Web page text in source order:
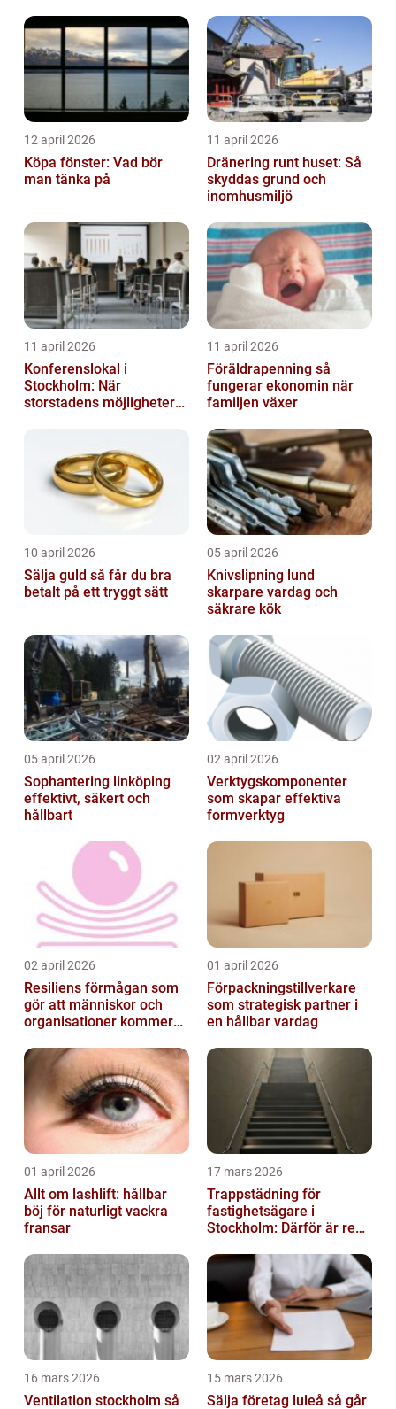
12 april 2026
Köpa fönster: Vad bör
man tänka på
11 april 2026
Dränering runt huset: Så
skyddas grund och
inomhusmiljö
11 april 2026
Konferenslokal i
Stockholm: När
storstadens möjligheter
11 april 2026
Föräldrapenning så
fungerar ekonomin när
familjen växer
10 april 2026
Sälja guld så får du bra
betalt på ett tryggt sätt
05 april 2026
Knivslipning lund
skarpare vardag och
säkrare kök
05 april 2026
Sophantering linköping
effektivt, säkert och
hållbart
02 april 2026
Verktygskomponenter
som skapar effektiva
formverktyg
02 april 2026
Resiliens förmågan som
gör att människor och
organisationer kommer
01 april 2026
Förpackningstillverkare
som strategisk partner i
en hållbar vardag
01 april 2026
Allt om lashlift: hållbar
böj för naturligt vackra
fransar
17 mars 2026
Trappstädning för
fastighetsägare i
Stockholm: Därför är rena
investering
16 mars 2026
Ventilation stockholm så
15 mars 2026
Sälja företag luleå så går